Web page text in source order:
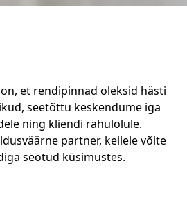
et rendipinnad oleksid hästi
seetõttu keskendume iga
ning kliendi rahulolule.
partner, kellele võite
seotud küsimustes.